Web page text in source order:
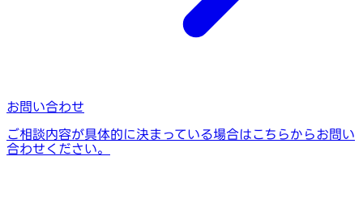
お問い合わせ
ご相談内容が具体的に決まっている場合はこちらからお問い
合わせください。